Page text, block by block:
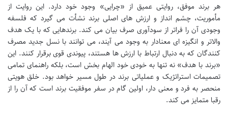
هر برند موفق، روایتی عمیق از «چرایی» وجود خود دارد. این روایت از
مأموریت، چشم انداز و ارزش های اصلی برند نشأت می گیرد که فلسفه
وجودی آن را فراتر از سودآوری صرف بیان می کند. برندهایی که با یک هدف
والاتر و انگیزه ای معنادار به وجود می آیند، می توانند با نسل جدید مصرف
کنندگان که به دنبال ارتباط با ارزش ها هستند، پیوندی قوی برقرار کنند. این
«برند با هدف» نه تنها به خودی خود الهام بخش است، بلکه راهنمای تمامی
تصمیمات استراتژیک و عملیاتی برند در طول مسیر خواهد بود. خلق هویتی
منحصر به فرد و معنی دار، اولین گام در سفر موفقیت برند است که آن را از
رقبا متمایز می کند.